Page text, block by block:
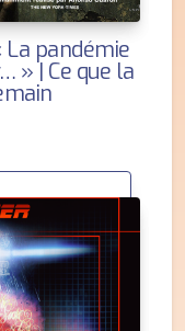
La pandémie
» | Ce que la